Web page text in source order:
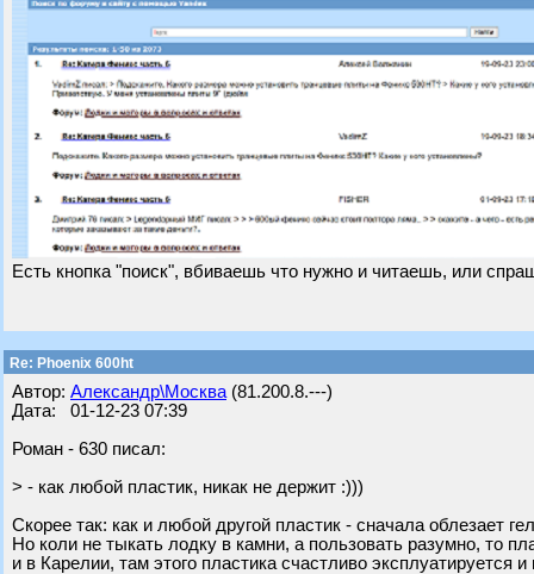
Есть кнопка "поиск", вбиваешь что нужно и читаешь, или
Re: Phoenix 600ht
Автор: Александр\Москва (81.200.8.---)
Дата: 01-12-23 07:39
Роман - 630 писал:
> - как любой пластик, никак не держит :)))
Скорее так: как и любой другой пластик - сначала облезает
Но коли не тыкать лодку в камни, а пользовать разумно, то
и в Карелии, там этого пластика счастливо эксплуатируется